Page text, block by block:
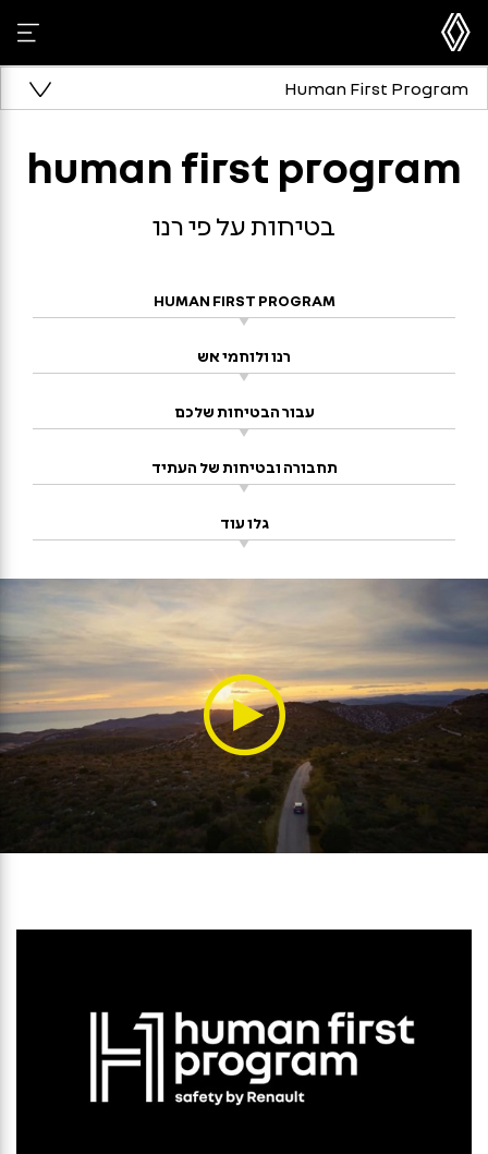
Human First Program
human first program
בטיחות על פי רנו
HUMAN FIRST PROGRAM
רנו ולוחמי אש
עבור הבטיחות שלכם
תחבורה ובטיחות של העתיד
גלו עוד